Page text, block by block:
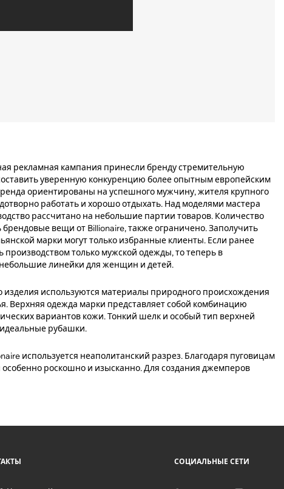
рекламная кампания принесли бренду стремительную
уверенную конкуренцию более опытным европейским
ориентированы на успешного мужчину, жителя крупного
работать и хорошо отдыхать. Над моделями мастера
рассчитано на небольшие партии товаров. Количество
брендовые вещи от Billionaire, также ограничено. Заполучить
марки могут только избранные клиенты. Если ранее
производством только мужской одежды, то теперь в
линейки для женщин и детей.
изделия используются материалы природного происхождения
Верхняя одежда марки представляет собой комбинацию
вариантов кожи. Тонкий шелк и особый тип верхней
рубашки.
используется неаполитанский разрез. Благодаря пуговицам
особенно роскошно и изысканно. Для создания джемперов
СОЦИАЛЬНЫЕ СЕТИ